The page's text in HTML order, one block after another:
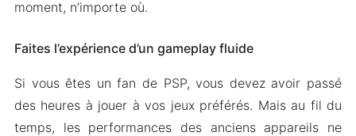
moment, n’importe où.
Faites l’expérience d’un gameplay fluide
Si vous êtes un fan de PSP, vous devez avoir passé
des heures à jouer à vos jeux préférés. Mais au fil du
temps, les performances des anciens appareils ne